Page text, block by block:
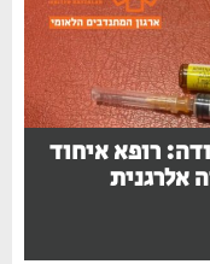
רופא איחוד
אלרגנית